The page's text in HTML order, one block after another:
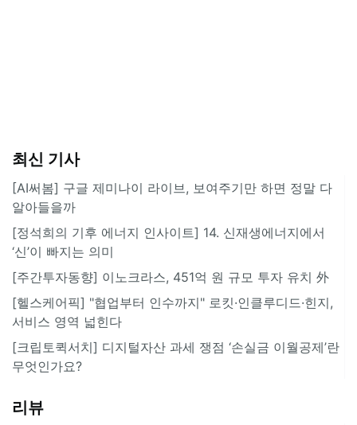
최신 기사
[AI써봄] 구글 제미나이 라이브, 보여주기만 하면 정말 다
알아들을까
[정석희의 기후 에너지 인사이트] 14. 신재생에너지에서
‘신’이 빠지는 의미
[주간투자동향] 이노크라스, 451억 원 규모 투자 유치 外
[헬스케어픽] "협업부터 인수까지" 로킷·인클루디드·힌지,
서비스 영역 넓힌다
[크립토퀵서치] 디지털자산 과세 쟁점 ‘손실금 이월공제’란
무엇인가요?
리뷰